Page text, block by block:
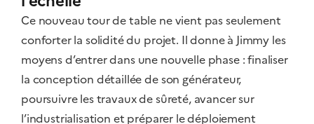
Ce nouveau tour de table ne vient pas seulement
conforter la solidité du projet. Il donne à Jimmy les
moyens d’entrer dans une nouvelle phase : finaliser
la conception détaillée de son générateur,
poursuivre les travaux de sûreté, avancer sur
l’industrialisation et préparer le déploiement